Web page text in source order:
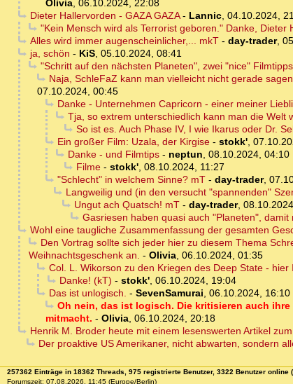
Olivia, 06.10.2024, 22:08
Dieter Hallervorden - GAZA GAZA- Lannic, 04.10.2024,
"Kein Mensch wird als Terrorist geboren." Danke, Dieter
Alles wird immer augenscheinlicher,... mkT- day-trader,
ja, schön - KiS, 05.10.2024, 08:41
"Schritt auf den nächsten Planeten", zwei "nice"
Naja, SchleFaZ kann man vielleicht nicht gerade
07.10.2024, 00:45
Danke - Unternehmen Capricorn - einer meiner
Tja, so extrem unterschiedlich kann man die Welt
So ist es. Auch Phase IV, I wie Ikarus oder Dr.
Ein großer Film: Uzala, der Kirgise- stokk',
Danke - und Filmtips- neptun, 08.10.2024, 04:10
Filme- stokk', 08.10.2024, 11:27
"Schlecht" in welchem Sinne? mT- day-trader,
Langweilig und (in den versucht "spannenden"
Ungut ach Quatsch! mT- day-trader,
Gasriesen haben quasi auch "Planeten", damit
Wohl eine taugliche Zusammenfassung der gesamten
Den Vortrag sollte sich jeder hier zu diesem Thema
Weihnachtsgeschenk an. - Olivia, 06.10.2024, 01:35
Col. L. Wikorson zu den Kriegen des Deep State -
Danke! (kT) - stokk', 06.10.2024, 19:04
Das ist unlogisch. - SevenSamurai, 06.10.2024, 16:10
Oh nein, das ist logisch. Die kritisieren auch
mitmacht. - Olivia, 06.10.2024, 20:18
Henrik M. Broder heute mit einem lesenswerten Artikel
Der proaktive US Amerikaner, nicht abwarten, sondern
257362 Einträge in 18362 Threads, 975 registrierte Benutzer, 3322 Benutzer online
Forumszeit: 07.08.2026, 11:45 (Europe/Berlin)